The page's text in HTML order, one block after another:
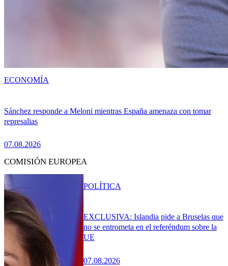
Sánchez responde a Meloni mientras España amenaza con tomar
represalias
07.08.2026
ECONOMÍA
COMISIÓN EUROPEA
EXCLUSIVA: Islandia pide a Bruselas que
no se entrometa en el referéndum sobre la
UE
07.08.2026
POLÍTICA